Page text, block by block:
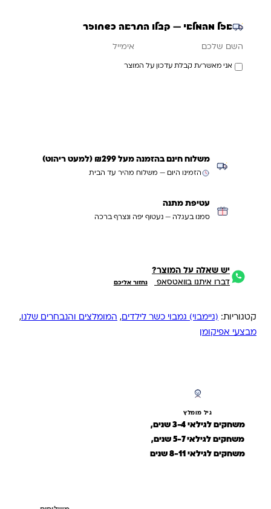
אזל מהמלאי — קבלו התראה כשחוזר
אני מאשר/ת קבלת עדכון על המוצר
משלוח חינם בהזמנה מעל ₪299 (למעט ריהוט)
הזמינו היום — משלוח מהיר עד הבית
עטיפת מתנה
סמנו בעגלה — נעטוף יפה ונצרף ברכה
יש שאלה על המוצר?
דברו איתנו בוואטסאפ נחזור אליכם
קטגוריות: (גיימבוי) גמבוי כשר לילדים, המומלצים והנבחרים שלנו ,
מבצעי אפיקומן
גיל מומלץ
משחקים לגילאי 3-4 שנים,
משחקים לגילאי 5-7 שנים,
משחקים לגילאי 8-11 שנים